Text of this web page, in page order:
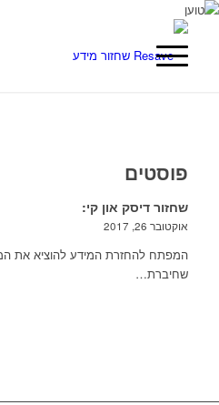
פוסטים
שחזור דיסק און קי:
אוקטובר 26, 2017
המפתח להחזרת המידע להוציא את
שחיברת…